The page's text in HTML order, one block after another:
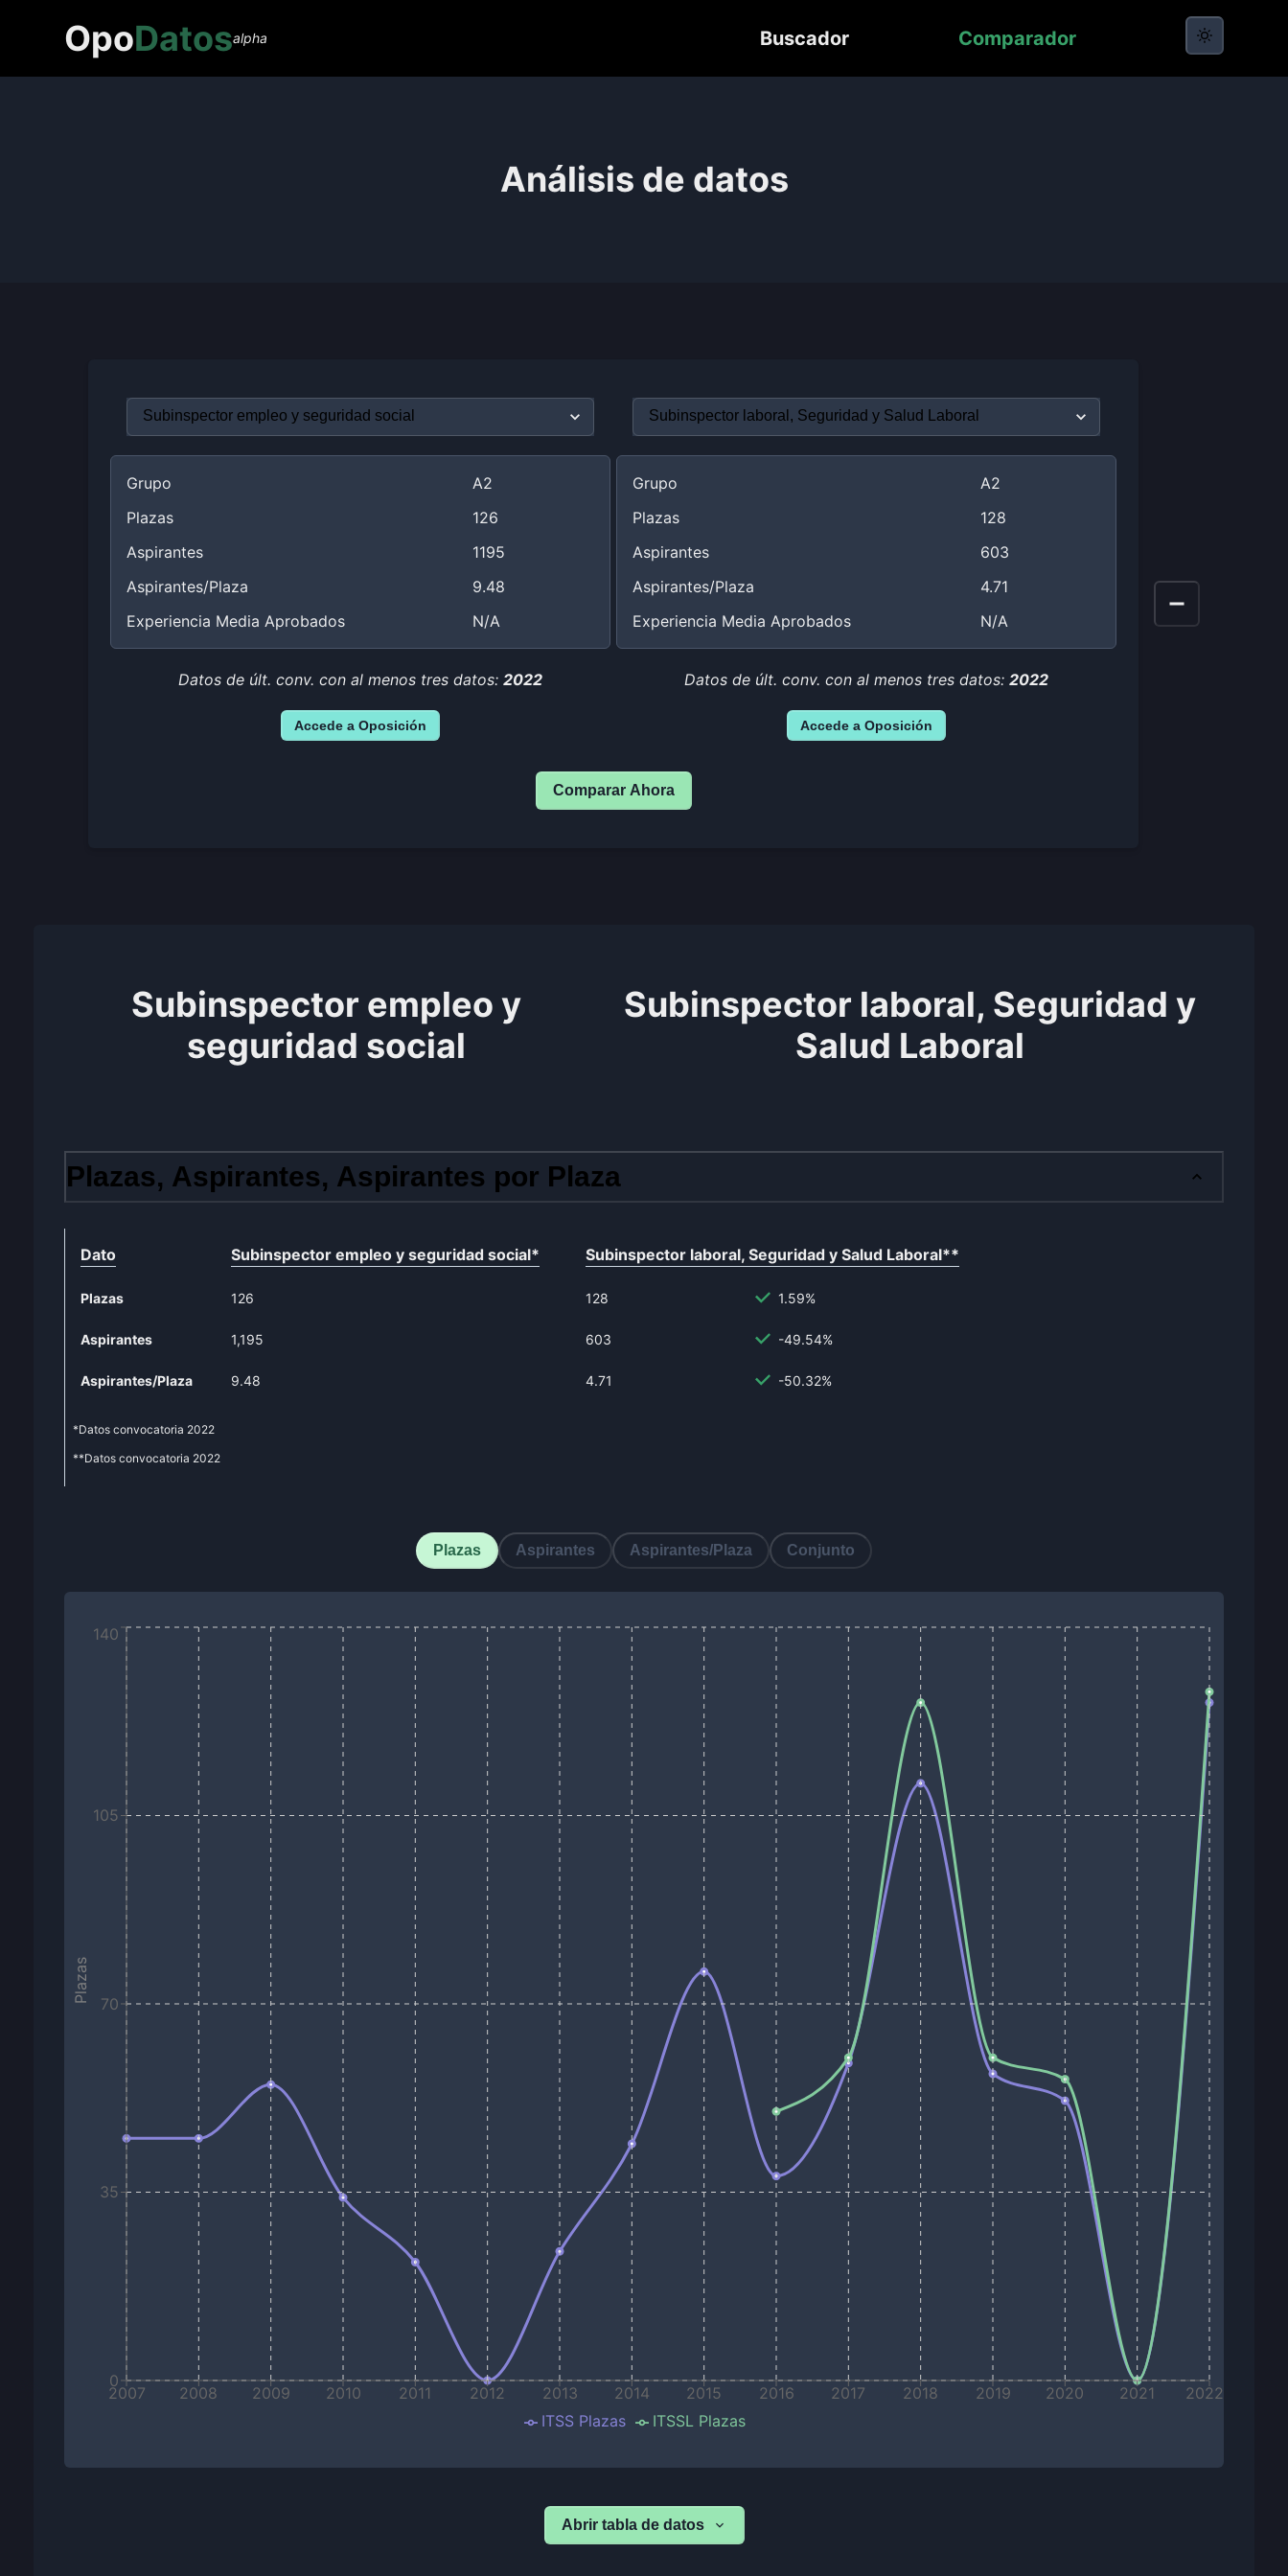
OpoDatosalpha Buscador Comparador
Análisis de datos
Grupo
A2
Plazas
126
Aspirantes
1195
Aspirantes/Plaza
9.48
Experiencia Media Aprobados
N/A
Datos de últ. conv. con al menos tres datos: 2022
Accede a Oposición
Grupo
A2
Plazas
128
Aspirantes
603
Aspirantes/Plaza
4.71
Experiencia Media Aprobados
N/A
Datos de últ. conv. con al menos tres datos: 2022
Accede a Oposición
Comparar Ahora
Subinspector empleo y
seguridad social
Subinspector laboral, Seguridad y
Salud Laboral
Plazas, Aspirantes, Aspirantes por Plaza
Dato Subinspector empleo y seguridad social*
Plazas 126
Aspirantes 1,195
Aspirantes/Plaza 9.48
Subinspector laboral, Seguridad y Salud Laboral**
128 1.59%
603 -49.54%
4.71 -50.32%
*Datos convocatoria 2022
**Datos convocatoria 2022
Plazas Aspirantes Aspirantes/Plaza Conjunto
2007 2008 2009 2010 2011 2012 2013 2014 2015 2016 2017 2018 2019 2020 2021 2022
0
35
70
105
140
Plazas
ITSS Plazas ITSSL Plazas
Abrir tabla de datos